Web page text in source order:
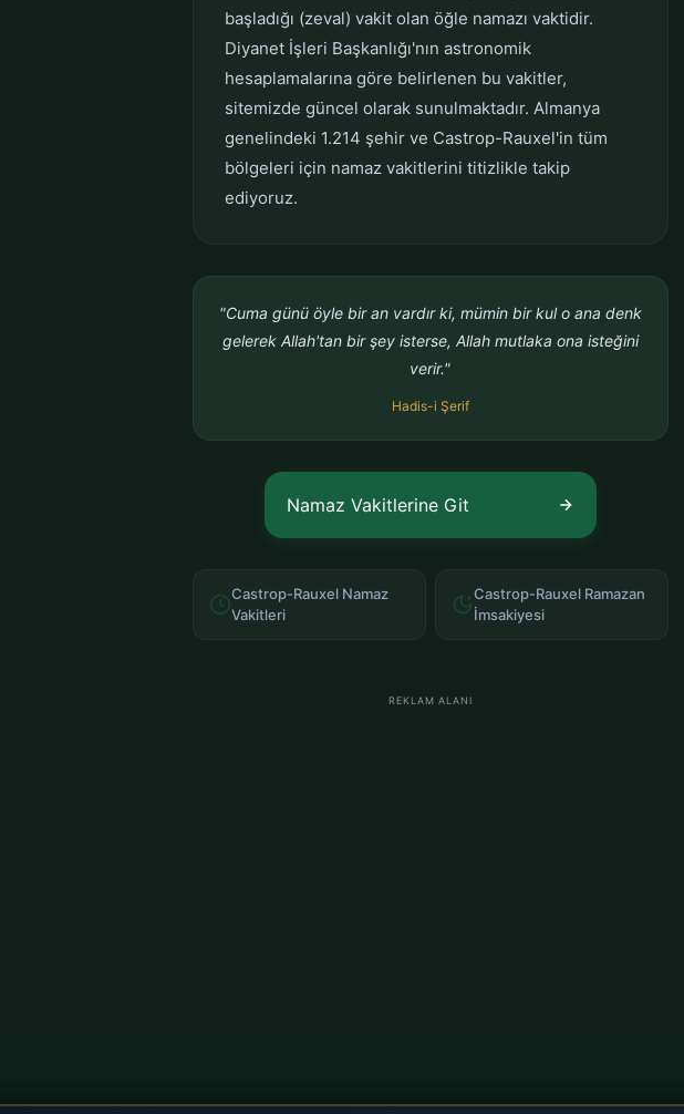
başladığı (zeval) vakit olan öğle namazı vaktidir.
Diyanet İşleri Başkanlığı'nın astronomik
hesaplamalarına göre belirlenen bu vakitler,
sitemizde güncel olarak sunulmaktadır. Almanya
genelindeki 1.214 şehir ve Castrop-Rauxel'in tüm
bölgeleri için namaz vakitlerini titizlikle takip
ediyoruz.
"Cuma günü öyle bir an vardır ki, mümin bir kul o ana denk
gelerek Allah'tan bir şey isterse, Allah mutlaka ona isteğini
verir."
Hadis-i Şerif
Namaz Vakitlerine Git
Castrop-Rauxel Namaz
Vakitleri
Castrop-Rauxel Ramazan
İmsakiyesi
REKLAM ALANI